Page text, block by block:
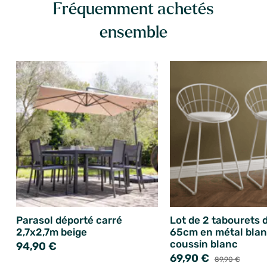
Fréquemment achetés
ensemble
Parasol déporté carré
2,7x2,7m beige
94,90 €
Lot de 2 tabourets
65cm en métal
coussin blanc
69,90 € 89,90 €